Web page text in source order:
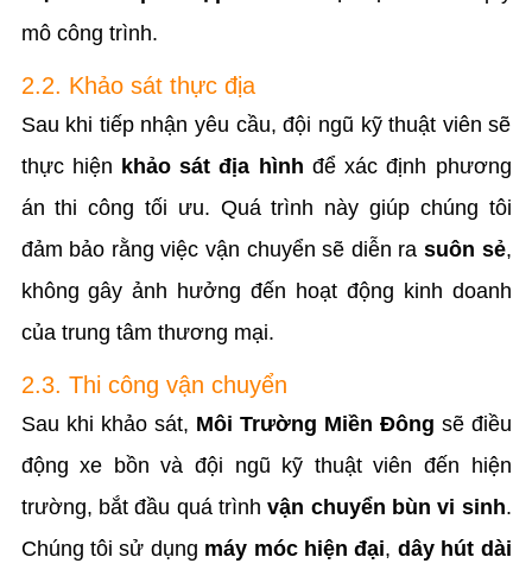
mô công trình.
2.2. Khảo sát thực địa
Sau khi tiếp nhận yêu cầu, đội ngũ kỹ thuật viên sẽ
thực hiện khảo sát địa hình để xác định phương
án thi công tối ưu. Quá trình này giúp chúng tôi
đảm bảo rằng việc vận chuyển sẽ diễn ra suôn sẻ,
không gây ảnh hưởng đến hoạt động kinh doanh
của trung tâm thương mại.
2.3. Thi công vận chuyển
Sau khi khảo sát, Môi Trường Miền Đông sẽ điều
động xe bồn và đội ngũ kỹ thuật viên đến hiện
trường, bắt đầu quá trìnhvận chuyển bùn vi sinh.
Chúng tôi sử dụng máy móc hiện đại, dây hút dài